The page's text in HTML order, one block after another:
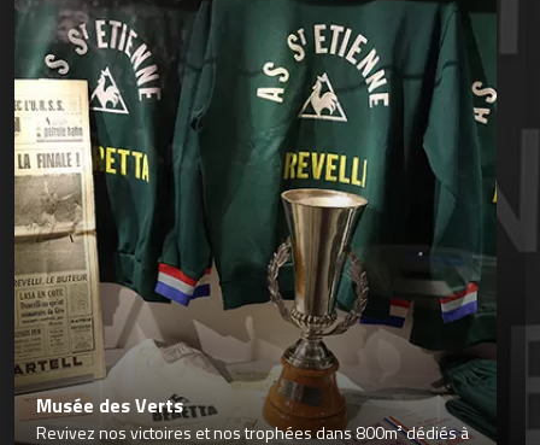
Musée des Verts
Revivez nos victoires et nos trophées dans 800m² dédiés à